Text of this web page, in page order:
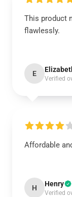
This product
flawlessly.
E
Verified
Affordable
H Henry
Verified